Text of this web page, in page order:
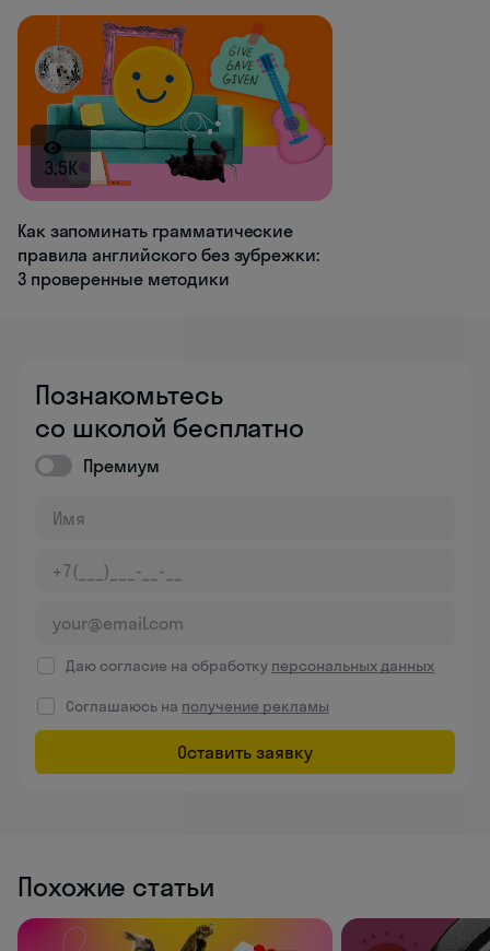
3.5K
Как запоминать грамматические
правила английского без зубрежки:
3 проверенные методики
Познакомьтесь
со школой бесплатно
Премиум
Даю согласие на обработку персональных данных
Соглашаюсь на получение рекламы
Оставить заявку
Похожие статьи